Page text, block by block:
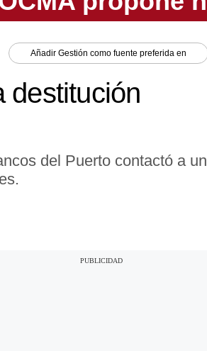
Añadir Gestión como fuente preferida en
destitución
del Puerto contactó a un